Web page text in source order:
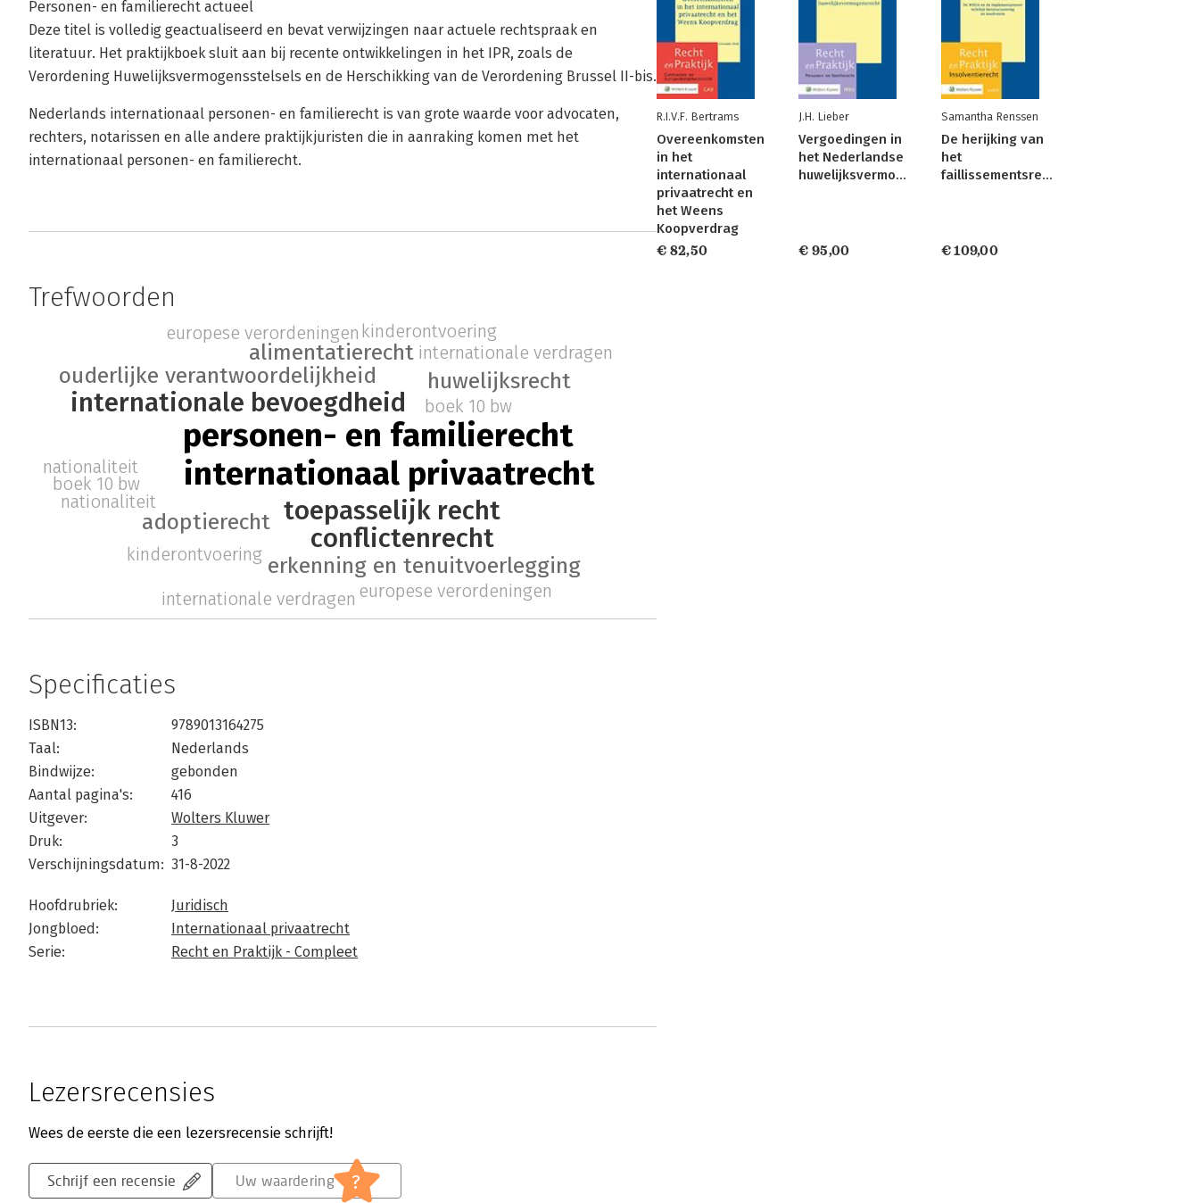
Personen- en familierecht actueel
Deze titel is volledig geactualiseerd en bevat verwijzingen naar actuele rechtspraak en
literatuur. Het praktijkboek sluit aan bij recente ontwikkelingen in het IPR, zoals de
Verordening Huwelijksvermogensstelsels en de Herschikking van de Verordening Brussel II-bis.
Nederlands internationaal personen- en familierecht is van grote waarde voor advocaten,
rechters, notarissen en alle andere praktijkjuristen die in aanraking komen met het
internationaal personen- en familierecht.
Trefwoorden
personen- en familierecht
internationaal privaatrecht
toepasselijk recht
internationale bevoegdheid
conflictenrecht
adoptierecht
ouderlijke verantwoordelijkheid
erkenning en tenuitvoerlegging
alimentatierecht
huwelijksrecht
boek 10 bw
europese verordeningen
internationale verdragen
kinderontvoering
nationaliteit
boek 10 bw
europese verordeningen
internationale verdragen
kinderontvoering
nationaliteit
Specificaties
ISBN13:
9789013164275
Taal:
Nederlands
Bindwijze:
gebonden
Aantal pagina's:
416
Uitgever:
Wolters Kluwer
Druk:
3
Verschijningsdatum: 31-8-2022
Hoofdrubriek:
Juridisch
Jongbloed:
Internationaal privaatrecht
Serie:
Recht en Praktijk - Compleet
Lezersrecensies
Wees de eerste die een lezersrecensie schrijft!
Schrijf een recensie Uw waardering ?
R.I.V.F. Bertrams
Overeenkomsten
in het
internationaal
privaatrecht en
het Weens
Koopverdrag
€ 82,50
J.H. Lieber
Vergoedingen in
het Nederlandse
huwelijksvermogensrecht
€ 95,00
Samantha Renssen
De herijking van
het
faillissementsrecht
€ 109,00